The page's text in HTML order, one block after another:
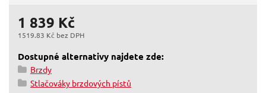
1 839 Kč
1519.83 Kč bez DPH
Dostupné alternativy najdete zde:
Brzdy
Stlačováky brzdových pístů